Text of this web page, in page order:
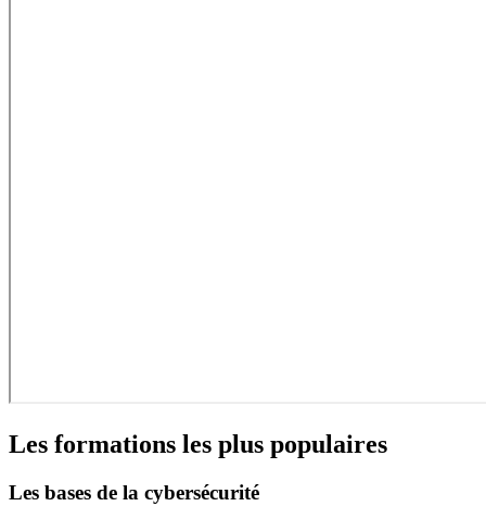
Les formations les plus populaires
Les bases de la cybersécurité